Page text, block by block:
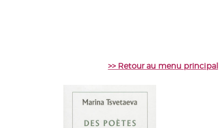
>> Retour au menu principal